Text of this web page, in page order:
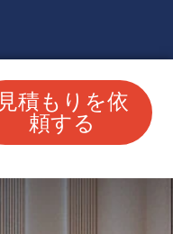
見積もりを依
頼する